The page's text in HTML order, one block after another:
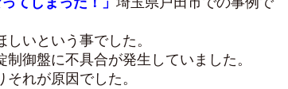
いという事でした。
御盤に不具合が発生していました。
れが原因でした。